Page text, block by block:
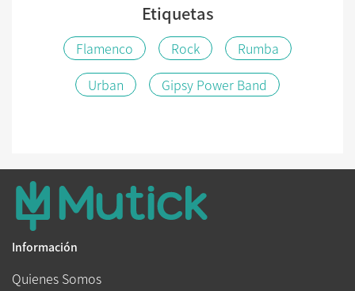
Etiquetas
Flamenco Rock
Rumba
Urban
Gipsy Power Band
Información
Quienes Somos